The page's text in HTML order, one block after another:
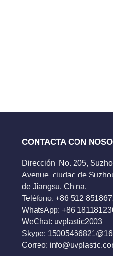
CONTACTA CON
Dirección: No. 205,
Avenue, ciudad de
de Jiangsu, China.
Teléfono: +86 512
WhatsApp: +86
WeChat: uvplastic2003
Skype:
Correo: